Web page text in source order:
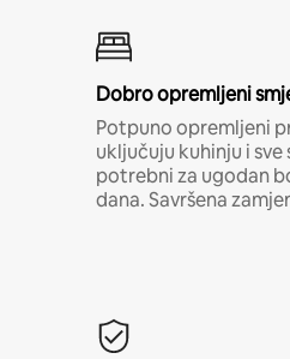
Dobro opremljeni
Potpuno opremljeni
uključuju kuhinju i
potrebni za ugodan
dana. Savršena